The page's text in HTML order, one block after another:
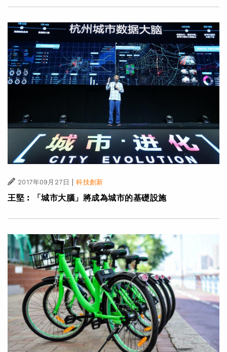
2017年09月27日 | 科技創新
王堅︰「城市大腦」將成為城市的基礎設施